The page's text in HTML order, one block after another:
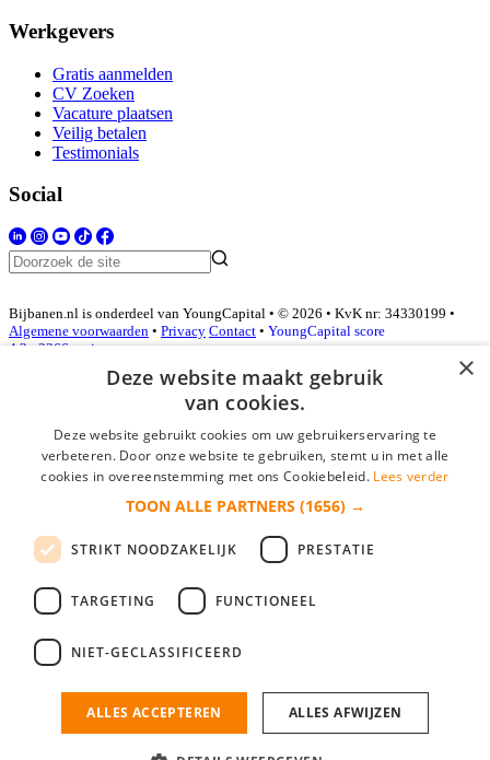
Werkgevers
Gratis aanmelden
CV Zoeken
Vacature plaatsen
Veilig betalen
Testimonials
Social
Bijbanen.nl is onderdeel van YoungCapital • © 2026 • KvK nr: 34330199 •
Algemene voorwaarden • Privacy Contact • YoungCapital score
4.3 - 3366 reviews
Inloggen als bedrijf
*
login gegevens onthouden
login
Bedrijf aanmelden
nieuwe collega/werknemer zo gevonden!
×
Deze website maakt gebruik
van cookies.
Deze website gebruikt cookies om uw gebruikerservaring te
verbeteren. Door onze website te gebruiken, stemt u in met alle
cookies in overeenstemming met ons Cookiebeleid. Lees verder
TOON ALLE PARTNERS (1656) →
STRIKT NOODZAKELIJK PRESTATIE
TARGETING FUNCTIONEEL
NIET-GECLASSIFICEERD
ALLES ACCEPTEREN ALLES AFWIJZEN